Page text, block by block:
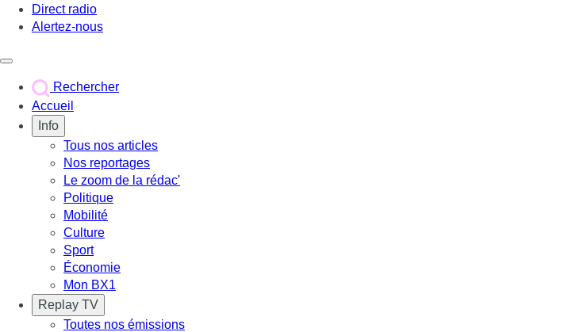
Direct radio
Alertez-nous
Rechercher
Accueil
Info
Tous nos articles
Nos reportages
Le zoom de la rédac'
Politique
Mobilité
Culture
Sport
Économie
Mon BX1
Replay TV
Toutes nos émissions